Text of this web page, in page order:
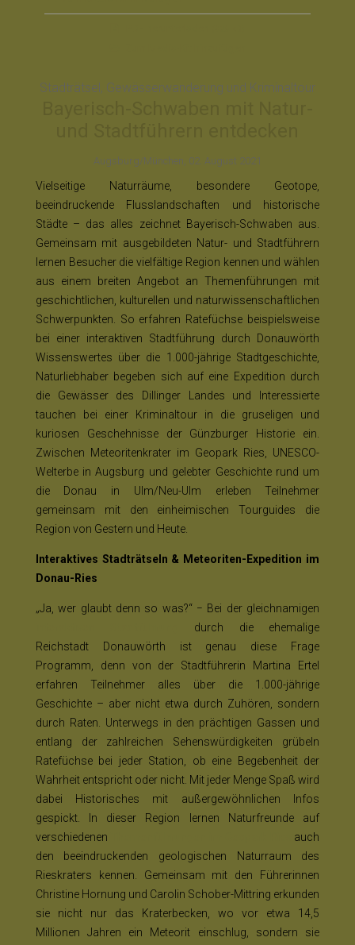
Stadträtsel, Gewässerwanderung und Kriminaltour
Augsburg/München, 02. August 2021
Vielseitige Naturräume, besondere Geotope,
beeindruckende Flusslandschaften und historische
Städte – das alles zeichnet Bayerisch-Schwaben aus.
Gemeinsam mit ausgebildeten Natur- und Stadtführern
lernen Besucher die vielfältige Region kennen und wählen
aus einem breiten Angebot an Themenführungen mit
geschichtlichen, kulturellen und naturwissenschaftlichen
Schwerpunkten. So erfahren Ratefüchse beispielsweise
bei einer interaktiven Stadtführung durch Donauwörth
Wissenswertes über die 1.000-jährige Stadtgeschichte,
Naturliebhaber begeben sich auf eine Expedition durch
die Gewässer des Dillinger Landes und Interessierte
tauchen bei einer Kriminaltour in die gruseligen und
kuriosen Geschehnisse der Günzburger Historie ein.
Zwischen Meteoritenkrater im Geopark Ries, UNESCO-
Welterbe in Augsburg und gelebter Geschichte rund um
die Donau in Ulm/Neu-Ulm erleben Teilnehmer
gemeinsam mit den einheimischen Tourguides die
Region von Gestern und Heute.
Interaktives Stadträtseln & Meteoriten-Expedition im
Donau-Ries
„Ja, wer glaubt denn so was?“ − Bei der gleichnamigen
durch die ehemalige
Reichstadt Donauwörth ist genau diese Frage
Programm, denn von der Stadtführerin Martina Ertel
erfahren Teilnehmer alles über die 1.000-jährige
Geschichte – aber nicht etwa durch Zuhören, sondern
durch Raten. Unterwegs in den prächtigen Gassen und
entlang der zahlreichen Sehenswürdigkeiten grübeln
Ratefüchse bei jeder Station, ob eine Begebenheit der
Wahrheit entspricht oder nicht. Mit jeder Menge Spaß wird
dabei Historisches mit außergewöhnlichen Infos
gespickt. In dieser Region lernen Naturfreunde auf
verschiedenen
auch
den beeindruckenden geologischen Naturraum des
Rieskraters kennen. Gemeinsam mit den Führerinnen
Christine Hornung und Carolin Schober-Mittring erkunden
sie nicht nur das Kraterbecken, wo vor etwa 14,5
Millionen Jahren ein Meteorit einschlug, sondern sie